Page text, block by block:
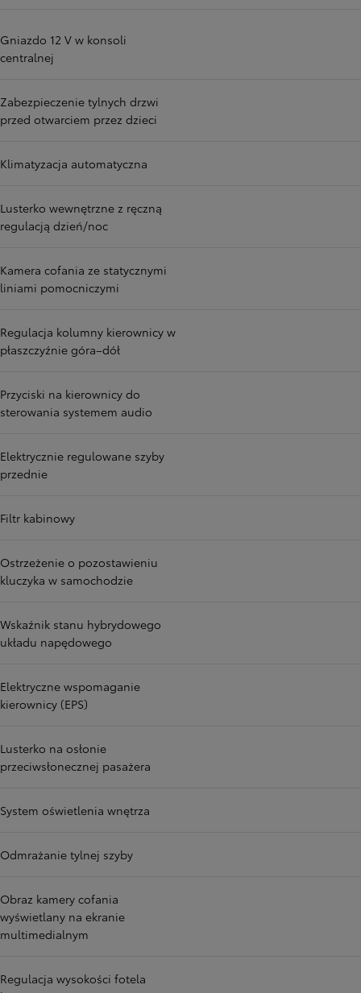
Gniazdo 12 V w konsoli
centralnej
Zabezpieczenie tylnych drzwi
przed otwarciem przez dzieci
Klimatyzacja automatyczna
Lusterko wewnętrzne z ręczną
regulacją dzień/noc
Kamera cofania ze statycznymi
liniami pomocniczymi
Regulacja kolumny kierownicy w
płaszczyźnie góra–dół
Przyciski na kierownicy do
sterowania systemem audio
Elektrycznie regulowane szyby
przednie
Filtr kabinowy
Ostrzeżenie o pozostawieniu
kluczyka w samochodzie
Wskaźnik stanu hybrydowego
układu napędowego
Elektryczne wspomaganie
kierownicy (EPS)
Lusterko na osłonie
przeciwsłonecznej pasażera
System oświetlenia wnętrza
Odmrażanie tylnej szyby
Obraz kamery cofania
wyświetlany na ekranie
multimedialnym
Regulacja wysokości fotela